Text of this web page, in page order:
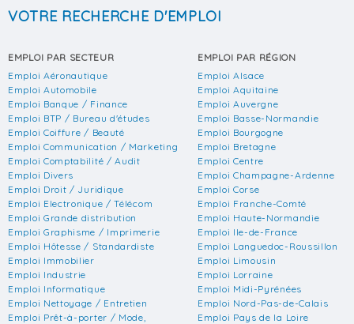
VOTRE RECHERCHE D'EMPLOI
EMPLOI PAR SECTEUR
Emploi Aéronautique
Emploi Automobile
Emploi Banque / Finance
Emploi BTP / Bureau d'études
Emploi Coiffure / Beauté
Emploi Communication / Marketing
Emploi Comptabilité / Audit
Emploi Divers
Emploi Droit / Juridique
Emploi Electronique / Télécom
Emploi Grande distribution
Emploi Graphisme / Imprimerie
Emploi Hôtesse / Standardiste
Emploi Immobilier
Emploi Industrie
Emploi Informatique
Emploi Nettoyage / Entretien
Emploi Prêt-à-porter / Mode,
EMPLOI PAR RÉGION
Emploi Alsace
Emploi Aquitaine
Emploi Auvergne
Emploi Basse-Normandie
Emploi Bourgogne
Emploi Bretagne
Emploi Centre
Emploi Champagne-Ardenne
Emploi Corse
Emploi Franche-Comté
Emploi Haute-Normandie
Emploi Ile-de-France
Emploi Languedoc-Roussillon
Emploi Limousin
Emploi Lorraine
Emploi Midi-Pyrénées
Emploi Nord-Pas-de-Calais
Emploi Pays de la Loire